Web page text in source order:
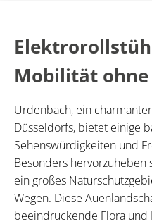
Mobilität ohne
Urdenbach, ein
Düsseldorfs, bietet einige
Sehenswürdigkeiten und
Besonders
ein großes
Wegen. Diese
beeindruckende Flora und